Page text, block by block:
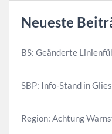
Neueste
BS: Geänderte
SBP: Info-Stand in
Region: Achtung